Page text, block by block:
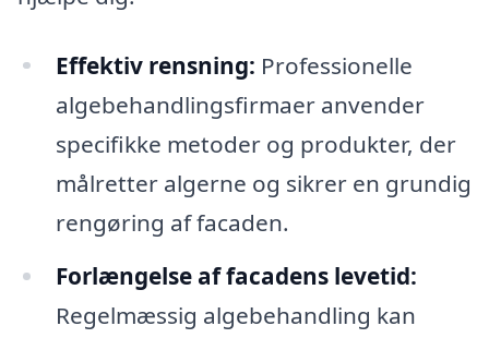
Effektiv rensning: Professionelle
algebehandlingsfirmaer anvender
specifikke metoder og produkter, der
målretter algerne og sikrer en grundig
rengøring af facaden.
Forlængelse af facadens levetid:
Regelmæssig algebehandling kan